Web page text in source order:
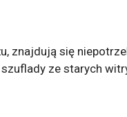
znajdują się
ze starych